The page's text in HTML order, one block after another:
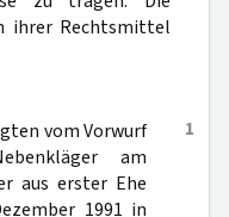
ihrer Rechtsmittel
1
vom Vorwurf
am
aus erster Ehe
1991 in